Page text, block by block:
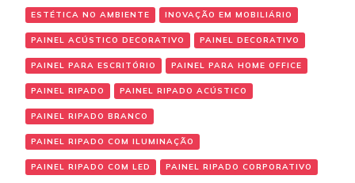
ESTÉTICA NO AMBIENTE INOVAÇÃO EM MOBILIÁRIO
PAINEL ACÚSTICO DECORATIVO PAINEL DECORATIVO
PAINEL PARA ESCRITÓRIO PAINEL PARA HOME OFFICE
PAINEL RIPADO PAINEL RIPADO ACÚSTICO
PAINEL RIPADO BRANCO
PAINEL RIPADO COM ILUMINAÇÃO
PAINEL RIPADO COM LED PAINEL RIPADO CORPORATIVO